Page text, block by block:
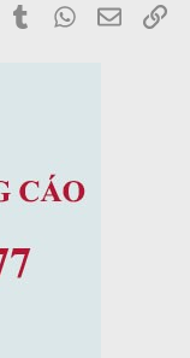
TumblrWhatsApp
Email